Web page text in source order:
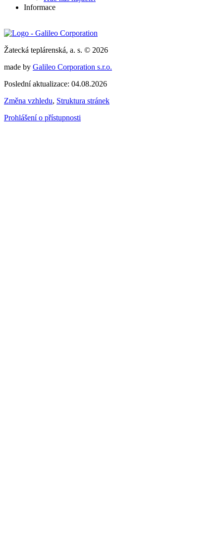
Informace
Žatecká teplárenská, a. s. © 2026
made by Galileo Corporation s.r.o.
Poslední aktualizace: 04.08.2026
Změna vzhledu, Struktura stránek
Prohlášení o přístupnosti